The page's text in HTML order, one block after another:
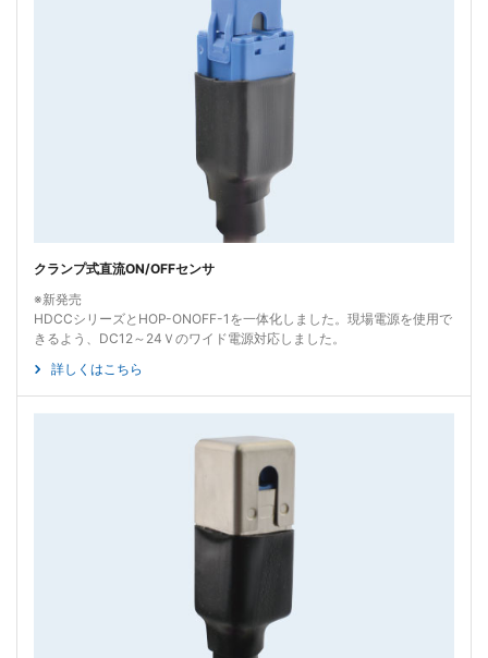
クランプ式直流ON/OFFセンサ
※新発売
HDCCシリーズとHOP-ONOFF-1を一体化しました。現場電源を使用で
きるよう、DC12～24Ｖのワイド電源対応しました。
詳しくはこちら